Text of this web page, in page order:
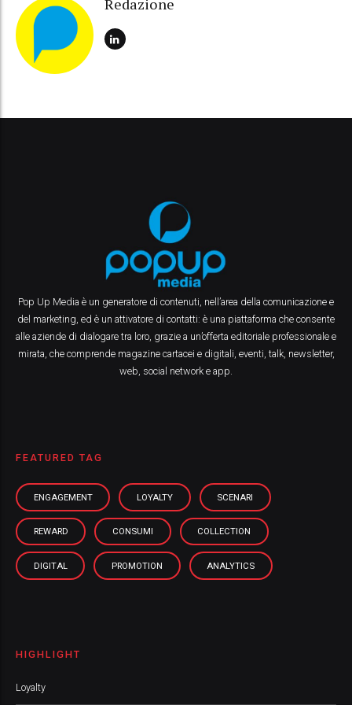
Redazione
Pop Up Media è un generatore di contenuti, nell’area della comunicazione e
del marketing, ed è un attivatore di contatti: è una piattaforma che consente
alle aziende di dialogare tra loro, grazie a un’offerta editoriale professionale e
mirata, che comprende magazine cartacei e digitali, eventi, talk, newsletter,
web, social network e app.
FEATURED TAG
ENGAGEMENT LOYALTY SCENARI
REWARD CONSUMI COLLECTION
DIGITAL PROMOTION ANALYTICS
HIGHLIGHT
Loyalty